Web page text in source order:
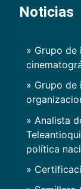
Noticias
» Grupo de
» Grupo de
» Analista
política
»